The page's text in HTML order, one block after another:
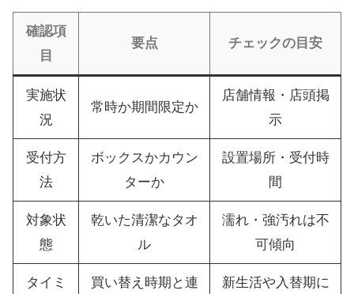
確認項
目
要点 チェックの目安
実施状
況
常時か期間限定か
店舗情報・店頭掲
示
受付方
法
ボックスかカウン
ターか
設置場所・受付時
間
対象状
態
乾いた清潔なタオ
ル
濡れ・強汚れは不
可傾向
タイミ
買い替え時期と連
新生活や入替期に